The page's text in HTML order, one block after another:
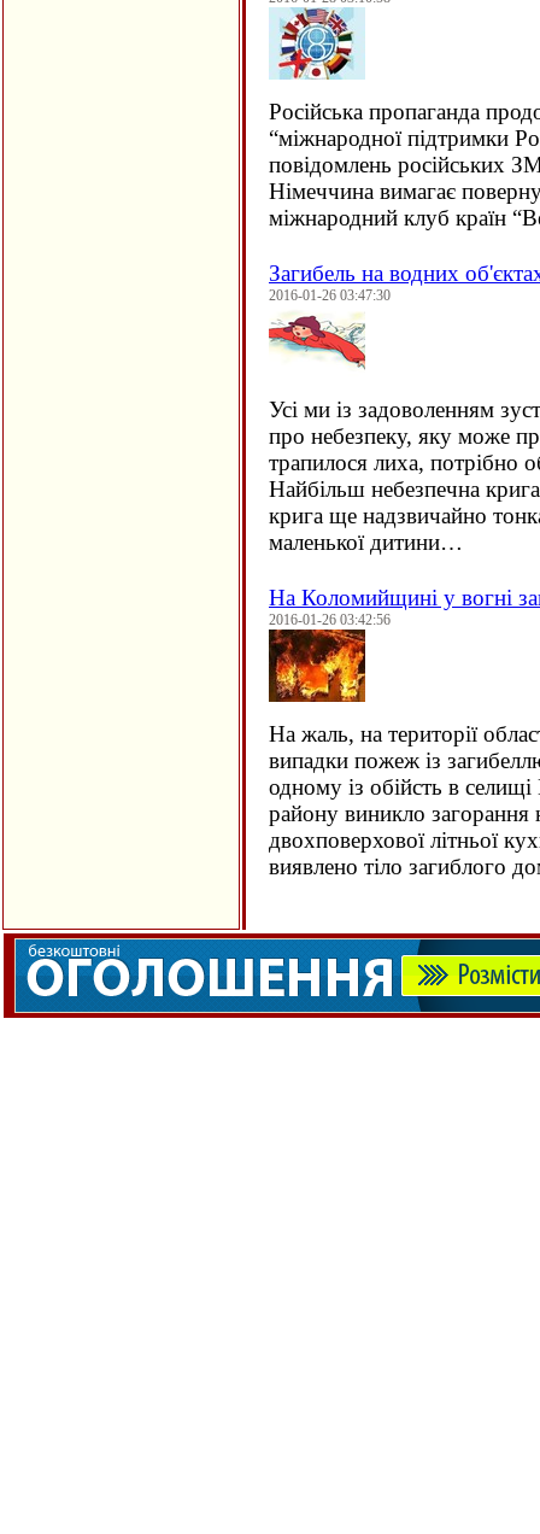
Російська пропаганда
“міжнародної підтримки
повідомлень російських
Німеччина вимагає
міжнародний клуб країн
Загибель на водних
2016-01-26 03:47:30
Усі ми із задоволенням
про небезпеку, яку може
трапилося лиха, потрібно
Найбільш небезпечна
крига ще надзвичайно
маленької дитини…
На Коломийщині у вогні
2016-01-26 03:42:56
На жаль, на території
випадки пожеж із
одному із обійсть в
району виникло
двохповерхової літньої
виявлено тіло загиблого